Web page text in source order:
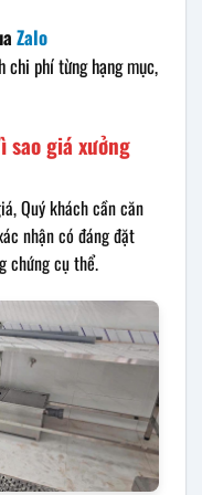
Zalo
phí từng hạng mục,
giá xưởng
Quý khách cần căn
nhận có đáng đặt
chứng cụ thể.